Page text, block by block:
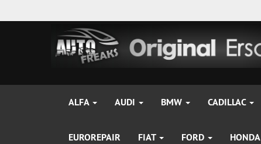
ALFA AUDI BMW CADILLAC
EUROREPAIR FIAT FORD HONDA